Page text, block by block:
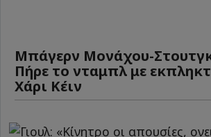
Μπάγερν Μονάχου-
Πήρε το νταμπλ με
Χάρι Κέιν